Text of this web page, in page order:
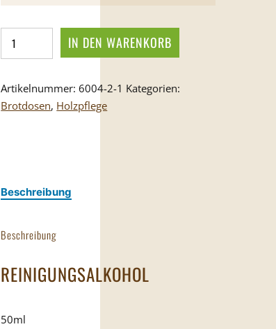
ReinigungsalkoholIN DEN WARENKORB
Artikelnummer:6004-2-1 Kategorien:
Brotdosen, Holzpflege
Beschreibung
Beschreibung
REINIGUNGSALKOHOL
50ml